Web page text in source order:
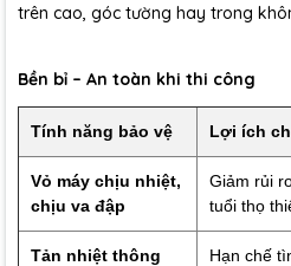
trên cao, góc tường hay trong
Bền bỉ – An toàn khi thi công
Tính năng bảo vệ Lợi ích
Vỏ máy chịu nhiệt,
chịu va đập
Giảm rủi
tuổi thọ
Tản nhiệt thông
Hạn chế